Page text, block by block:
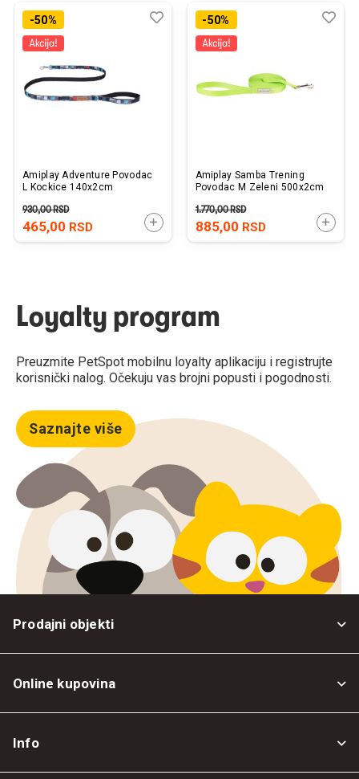
-50%
Amiplay Adventure Povodac
L Kockice 140x2cm
465,00 RSD
930,00RSD
DODAJTE U KORPU
Dodaj
Uporedi-50%
Amiplay Samba Trening
Povodac M Zeleni 500x2cm
885,00 RSD
1.770,00RSD
Loyalty program
Preuzmite PetSpot mobilnu loyalty aplikaciju i registrujte
korisnički nalog. Očekuju vas brojni popusti i pogodnosti.
Saznajte više
Prodajni objekti
Online kupovina
Info